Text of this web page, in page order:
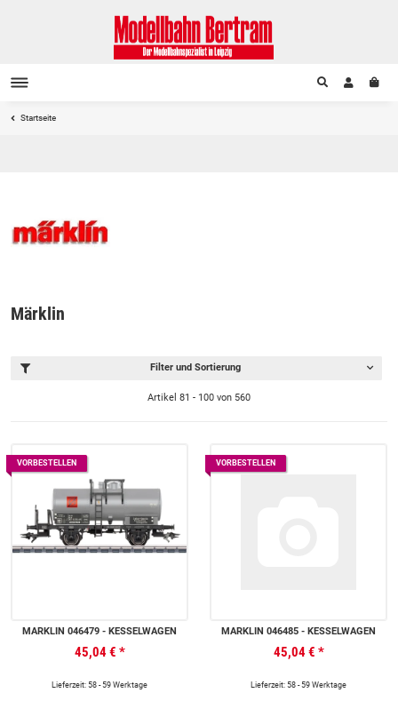
Startseite
Märklin
Filter und Sortierung
Artikel 81 - 100 von 560
VORBESTELLEN
MÄRKLIN 046479 - KESSELWAGEN
45,04 € *
Lieferzeit: 58 - 59 Werktage
VORBESTELLEN
MÄRKLIN 046485 - KESSELWAGEN
45,04 € *
Lieferzeit: 58 - 59 Werktage